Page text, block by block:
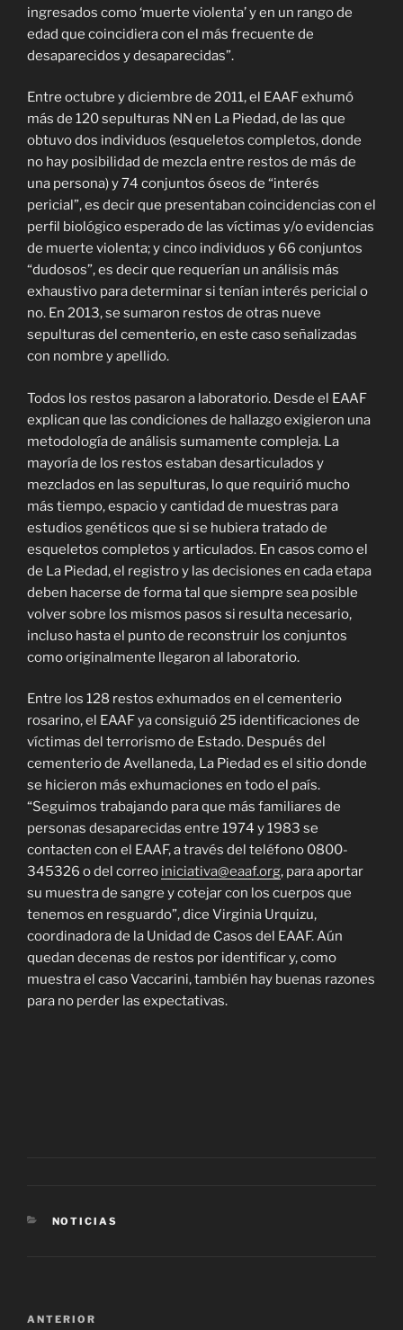
ingresados como ‘muerte violenta’ y en un rango de
edad que coincidiera con el más frecuente de
desaparecidos y desaparecidas”.
Entre octubre y diciembre de 2011, el EAAF exhumó
más de 120 sepulturas NN en La Piedad, de las que
obtuvo dos individuos (esqueletos completos, donde
no hay posibilidad de mezcla entre restos de más de
una persona) y 74 conjuntos óseos de “interés
pericial”, es decir que presentaban coincidencias con el
perfil biológico esperado de las víctimas y/o evidencias
de muerte violenta; y cinco individuos y 66 conjuntos
“dudosos”, es decir que requerían un análisis más
exhaustivo para determinar si tenían interés pericial o
no. En 2013, se sumaron restos de otras nueve
sepulturas del cementerio, en este caso señalizadas
con nombre y apellido.
Todos los restos pasaron a laboratorio. Desde el EAAF
explican que las condiciones de hallazgo exigieron una
metodología de análisis sumamente compleja. La
mayoría de los restos estaban desarticulados y
mezclados en las sepulturas, lo que requirió mucho
más tiempo, espacio y cantidad de muestras para
estudios genéticos que si se hubiera tratado de
esqueletos completos y articulados. En casos como el
de La Piedad, el registro y las decisiones en cada etapa
deben hacerse de forma tal que siempre sea posible
volver sobre los mismos pasos si resulta necesario,
incluso hasta el punto de reconstruir los conjuntos
como originalmente llegaron al laboratorio.
Entre los 128 restos exhumados en el cementerio
rosarino, el EAAF ya consiguió 25 identificaciones de
víctimas del terrorismo de Estado. Después del
cementerio de Avellaneda, La Piedad es el sitio donde
se hicieron más exhumaciones en todo el país.
“Seguimos trabajando para que más familiares de
personas desaparecidas entre 1974 y 1983 se
contacten con el EAAF, a través del teléfono 0800-
345326 o del correo iniciativa@eaaf.org, para aportar
su muestra de sangre y cotejar con los cuerpos que
tenemos en resguardo”, dice Virginia Urquizu,
coordinadora de la Unidad de Casos del EAAF. Aún
quedan decenas de restos por identificar y, como
muestra el caso Vaccarini, también hay buenas razones
para no perder las expectativas.
CATEGORÍAS
NOTICIAS
Navegación
Entrada
ANTERIOR